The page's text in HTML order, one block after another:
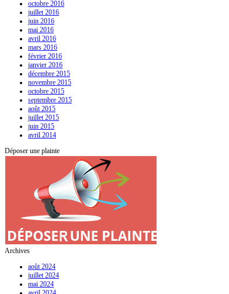
octobre 2016
juillet 2016
juin 2016
mai 2016
avril 2016
mars 2016
février 2016
janvier 2016
décembre 2015
novembre 2015
octobre 2015
septembre 2015
août 2015
juillet 2015
juin 2015
avril 2014
Déposer une plainte
Archives
août 2024
juillet 2024
mai 2024